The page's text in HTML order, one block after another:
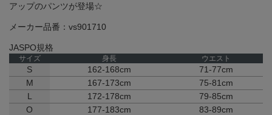
アップのパンツが登場☆
メーカー品番：vs901710
JASPO規格
サイズ 身長 ウエスト
S 162-168cm
71-77cm
M
167-173cm
75-81cm
L
172-178cm
79-85cm
O
177-183cm
83-89cm